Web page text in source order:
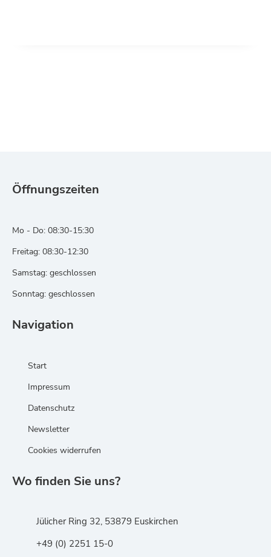
Öffnungszeiten
Mo - Do: 08:30-15:30
Freitag: 08:30-12:30
Samstag: geschlossen
Sonntag: geschlossen
Navigation
Start
Impressum
Datenschutz
Newsletter
Cookies widerrufen
Wo finden Sie uns?
Jülicher Ring 32, 53879 Euskirchen
+49 (0) 2251 15-0